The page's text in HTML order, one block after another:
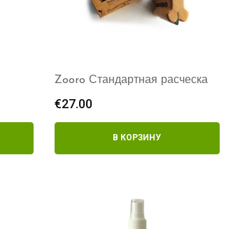
Zooro Стандартная расческа
€27.00
В КОРЗИНУ